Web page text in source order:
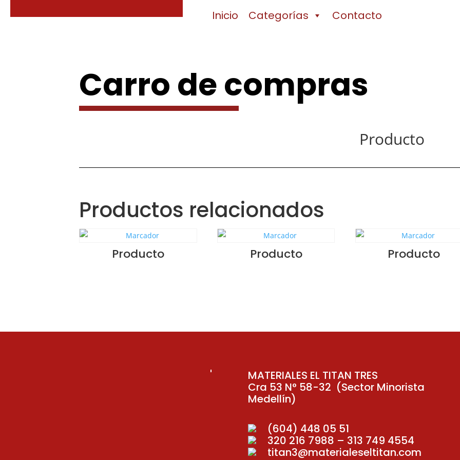
Inicio Categorías Contacto
Carro de compras
Producto
Productos relacionados
Producto Producto Producto
MATERIALES EL TITAN TRES
Cra 53 N° 58-32 (Sector Minorista
Medellín)
(604) 448 05 51
320 216 7988 – 313 749 4554
titan3@materialeseltitan.com